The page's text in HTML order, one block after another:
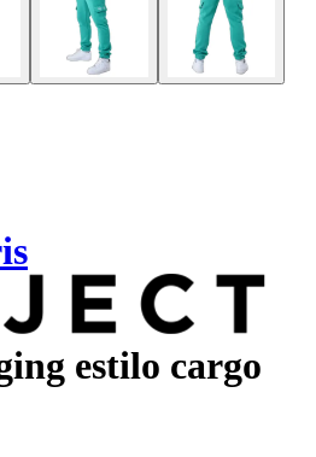
estilo cargo